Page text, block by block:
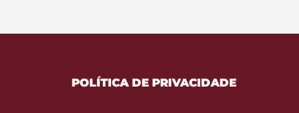
POLÍTICA DE PRIVACIDADE